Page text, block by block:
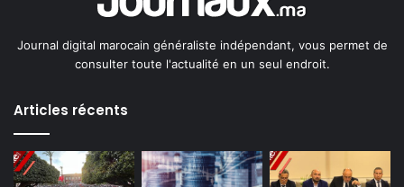
Journal digital marocain généraliste indépendant, vous permet de
consulter toute l'actualité en un seul endroit.
Articles récents